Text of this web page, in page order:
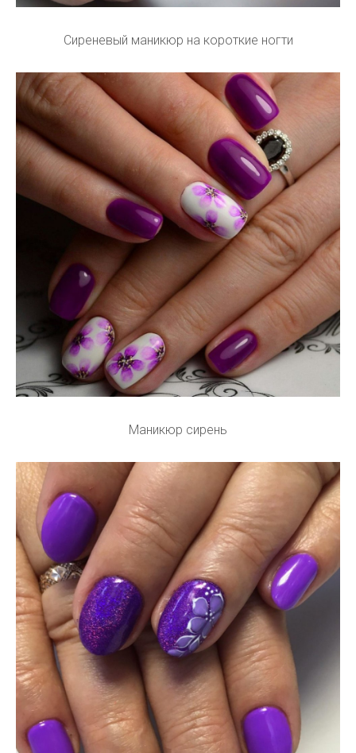
Сиреневый маникюр на короткие ногти
Маникюр сирень